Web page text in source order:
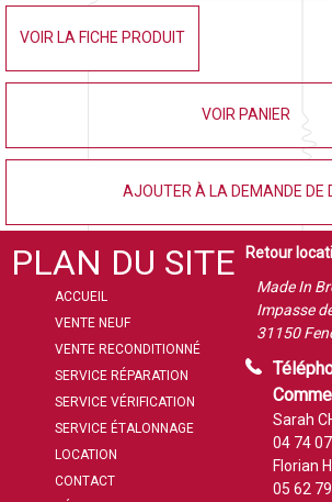
VOIR LA FICHE PRODUIT
VOIR PANIER
AJOUTER À LA DEMANDE DE
PLAN DU SITE
ACCUEIL
VENTE NEUF
VENTE RECONDITIONNÉ
SERVICE RÉPARATION
SERVICE VÉRIFICATION
SERVICE ÉTALONNAGE
LOCATION
CONTACT
Retour
Made In
Impasse
31150
Sarah
04 74
Florian
05 62